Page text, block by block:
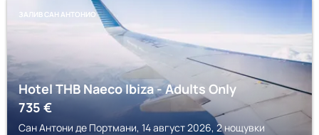
ЗАЛИВ САН АНТОНИО
Hotel THB Naeco Ibiza - Adults Only
735€
Сан Антони де Портмани, 14 август 2026, 2 нощувки